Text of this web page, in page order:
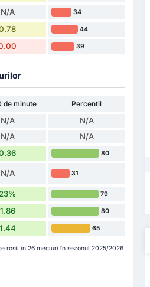
N/A 34
44
39
de minute
Percentil
N/A N/A
N/A N/A
80
N/A 31
23% 79
1.86 80
1.44 65
roșii în 26 meciuri în sezonul 2025/2026